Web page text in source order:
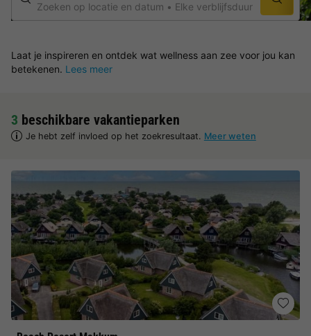
Zoeken op locatie en datum
Elke verblijfsduur
Laat je inspireren en ontdek wat wellness aan zee voor jou kan
betekenen. Lees meer
3 beschikbare vakantieparken
Je hebt zelf invloed op het zoekresultaat. Meer weten